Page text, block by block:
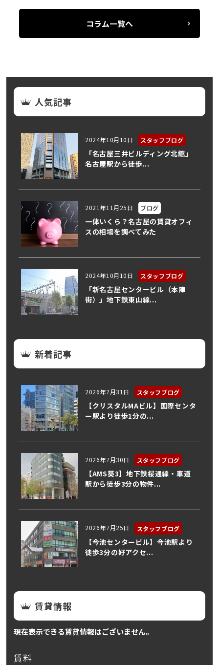
コラム一覧へ
人気記事
2024年10月10日 スタッフブログ
「名古屋三井ビルディング北館」
名古屋駅から徒歩...
2021年11月25日 ブログ
一体いくら？名古屋の賃貸オフィ
スの相場を調べてみた
2024年10月10日 スタッフブログ
「新名古屋センタービル（本陣
街）」地下鉄東山線...
新着記事
2026年7月31日 スタッフブログ
【クリスタルMAビル】国際センタ
ー駅より徒歩1分の...
2026年7月30日 スタッフブログ
【AMS葵3】地下鉄桜通線・車道
駅から徒歩3分の物件...
2026年7月25日 スタッフブログ
【今池センタービル】今池駅より
徒歩3分の好アクセ...
賃貸情報
現在表示できる賃貸情報はございません。
賃料